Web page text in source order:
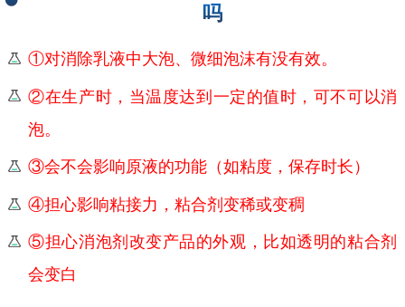
吗
①对消除乳液中大泡、微细泡沫有没有效。
②在生产时，当温度达到一定的值时，可不可以消
泡。
③会不会影响原液的功能（如粘度，保存时长）
④担心影响粘接力，粘合剂变稀或变稠
⑤担心消泡剂改变产品的外观，比如透明的粘合剂
会变白